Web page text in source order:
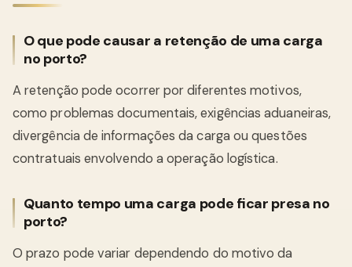
O que pode causar a retenção de uma carga
no porto?
A retenção pode ocorrer por diferentes motivos,
como problemas documentais, exigências aduaneiras,
divergência de informações da carga ou questões
contratuais envolvendo a operação logística.
Quanto tempo uma carga pode ficar presa no
porto?
O prazo pode variar dependendo do motivo da